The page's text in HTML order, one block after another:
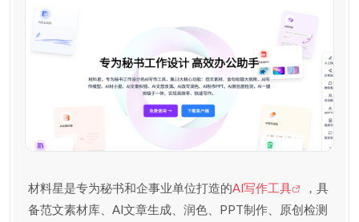
材料星是专为秘书和企事业单位打造的AI写作工具
，具
备范文素材库、AI文章生成、润色、PPT制作、原创检测